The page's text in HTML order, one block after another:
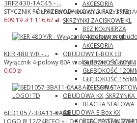
AKCESORIA
OBUDOWY MAŁOGABARYTOWE
SKRZYNKI ZACISKOWE KL
BEZ KOŁNIERZA
Z KOŁNIERZEM
AKCESORIA
OBUDOWY E-BOX EB
GŁĘBOKOŚĆ 80MM
GŁĘBOKOŚĆ
GŁĘBOKOŚĆ
AKCESORIA
OBUDOWA KX,
BLACHA STALOWA
OBUDOWA E-Box KX
BLACHA STALOWA
3RF2430-1AC45 - ...
STYCZNIK PÓŁPRZEWODNIKOWY 3-FAZ. 3RF2,
609,19 zł 1 116,62 zł
KER 480 Y/R - ...
Wyłącznik 4-polowy 80A w obudowie z blachy ...
0,00 zł
6ED1057-3BA11-0AA8 ...